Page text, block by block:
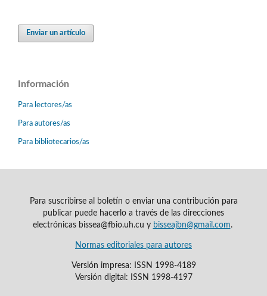
Enviar un artículo
Información
Para lectores/as
Para autores/as
Para bibliotecarios/as
Para suscribirse al boletín o enviar una contribución para
publicar puede hacerlo a través de las direcciones
electrónicas bissea@fbio.uh.cu y bisseajbn@gmail.com.
Normas editoriales para autores
Versión impresa: ISSN 1998-4189
Versión digital: ISSN 1998-4197